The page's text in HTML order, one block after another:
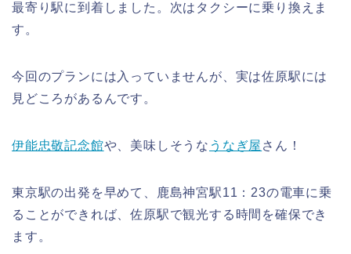
最寄り駅に到着しました。次はタクシーに乗り換えま
す。
今回のプランには入っていませんが、実は佐原駅には
見どころがあるんです。
伊能忠敬記念館や、美味しそうな うなぎ屋 さん！
東京駅の出発を早めて、鹿島神宮駅11：23の電車に乗
ることができれば、佐原駅で観光する時間を確保でき
ます。